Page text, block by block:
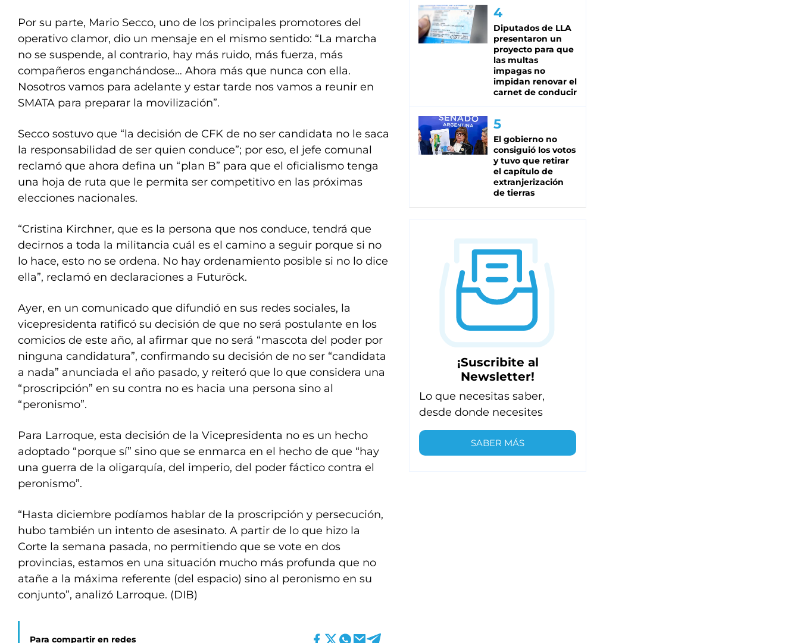
Por su parte, Mario Secco, uno de los principales promotores del
operativo clamor, dio un mensaje en el mismo sentido: “La marcha
no se suspende, al contrario, hay más ruido, más fuerza, más
compañeros enganchándose… Ahora más que nunca con ella.
Nosotros vamos para adelante y estar tarde nos vamos a reunir en
SMATA para preparar la movilización”.
Secco sostuvo que “la decisión de CFK de no ser candidata no le saca
la responsabilidad de ser quien conduce”; por eso, el jefe comunal
reclamó que ahora defina un “plan B” para que el oficialismo tenga
una hoja de ruta que le permita ser competitivo en las próximas
elecciones nacionales.
“Cristina Kirchner, que es la persona que nos conduce, tendrá que
decirnos a toda la militancia cuál es el camino a seguir porque si no
lo hace, esto no se ordena. No hay ordenamiento posible si no lo dice
ella”, reclamó en declaraciones a Futuröck.
Ayer, en un comunicado que difundió en sus redes sociales, la
vicepresidenta ratificó su decisión de que no será postulante en los
comicios de este año, al afirmar que no será “mascota del poder por
ninguna candidatura”, confirmando su decisión de no ser “candidata
a nada” anunciada el año pasado, y reiteró que lo que considera una
“proscripción” en su contra no es hacia una persona sino al
“peronismo”.
Para Larroque, esta decisión de la Vicepresidenta no es un hecho
adoptado “porque sí” sino que se enmarca en el hecho de que “hay
una guerra de la oligarquía, del imperio, del poder fáctico contra el
peronismo”.
“Hasta diciembre podíamos hablar de la proscripción y persecución,
hubo también un intento de asesinato. A partir de lo que hizo la
Corte la semana pasada, no permitiendo que se vote en dos
provincias, estamos en una situación mucho más profunda que no
atañe a la máxima referente (del espacio) sino al peronismo en su
conjunto”, analizó Larroque. (DIB)
Para compartir en redes
Diputados de LLA
presentaron un
proyecto para que
las multas
impagas no
impidan renovar el
carnet de conducir
El gobierno no
consiguió los votos
y tuvo que retirar
el capítulo de
extranjerización
de tierras
¡Suscribite al
Newsletter!
Lo que necesitas saber,
desde donde necesites
SABER MÁS